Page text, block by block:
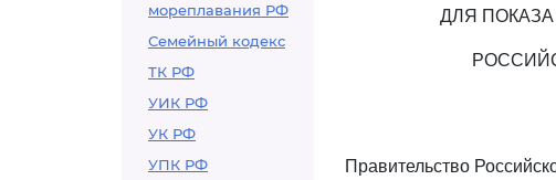
мореплавания РФ
Семейный кодекс
ТК РФ
УИК РФ
УК РФ
УПК РФ
ДЛЯ
Правительство